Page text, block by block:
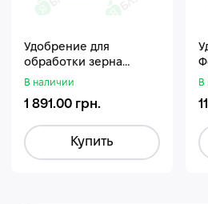
Удобрение для
обработки зерна
Стармакс Гумифос
В наличии
1 891.00 грн.
Купить
В